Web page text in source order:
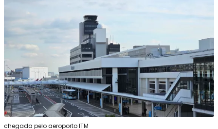
chegada pelo aeroporto ITM